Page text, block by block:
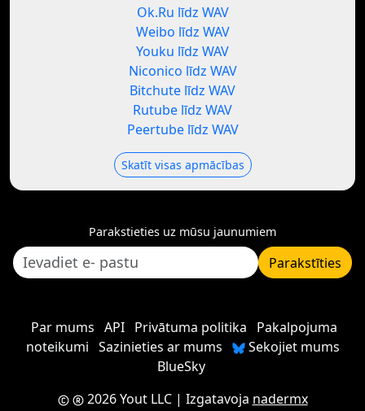
Ok.Ru līdz WAV
Weibo līdz WAV
Youku līdz WAV
Niconico līdz WAV
Bitchute līdz WAV
Rutube līdz WAV
Peertube līdz WAV
Skatīt visas apmācības
Parakstieties uz mūsu jaunumiem
Parakstīties
Par mums API Privātuma politika
Pakalpojuma
noteikumi Sazinieties ar mums
Sekojiet mums
BlueSky
2026 Yout LLC| Izgatavoja nadermx